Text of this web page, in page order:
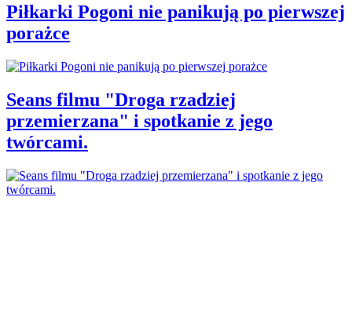
Piłkarki Pogoni nie panikują po pierwszej
porażce
Seans filmu "Droga rzadziej
przemierzana" i spotkanie z jego
twórcami.